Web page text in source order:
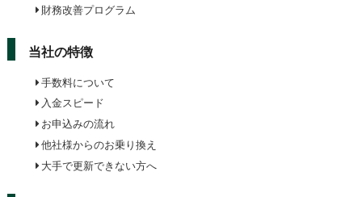
財務改善プログラム
当社の特徴
手数料について
入金スピード
お申込みの流れ
他社様からのお乗り換え
大手で更新できない方へ